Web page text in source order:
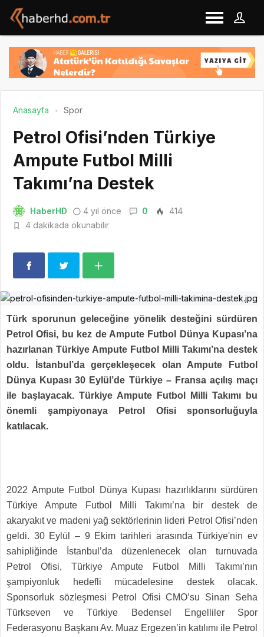
Anasayfa Spor
Petrol Ofisi’nden Türkiye
Ampute Futbol Milli
Takımı’na Destek
HaberHD 4 yıl önce 0
414
4 dakikada okunabilir
Türk sporunun geleceğine yönelik desteğini sürdüren
Petrol Ofisi, bu kez de Ampute Futbol Dünya Kupası’na
hazırlanan Türkiye Ampute Futbol Milli Takımı’na destek
oldu. İstanbul’da gerçekleşecek olan Ampute Futbol
Dünya Kupası 30 Eylül’de Türkiye – Fransa açılış maçı
ile başlayacak. Türkiye Ampute Futbol Milli Takımı bu
önemli şampiyonaya Petrol Ofisi sponsorluğuyla
katılacak.
2022 Ampute Futbol Dünya Kupası hazırlıklarını sürdüren
Türkiye Ampute Futbol Milli Takımı’na bir destek de
akaryakıt ve madeni yağ sektörlerinin lideri Petrol Ofisi’nden
geldi. 30 Eylül – 9 Ekim tarihleri arasında Türkiye'nin ev
sahipliğinde İstanbul’da düzenlenecek olan turnuvada
Petrol Ofisi, Türkiye Ampute Futbol Milli Takımı’nın
şampiyonluk hedefli mücadelesine destek olacak.
Sponsorluk sözleşmesi Petrol Ofisi CMO’su Sinan Seha
Türkseven ve Türkiye Bedensel Engelliler Spor
Federasyonu Başkanı Av. Muaz Ergezen’in katılımı ile Petrol